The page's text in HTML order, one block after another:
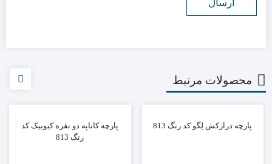
محصولات مرتبط
پارچه درازکش لِگو کد رنگ 813
پارچه کاناپه دو نفره کیوبیک کد
رنگ 813